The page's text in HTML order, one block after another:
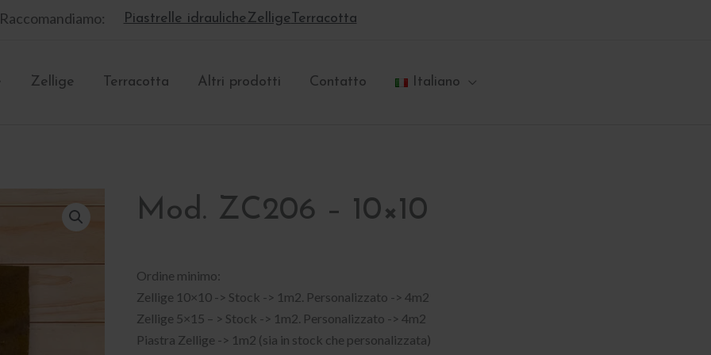
Raccomandiamo: Piastrelle idraulicheZellige Terracotta
Zellige Terracotta Altri prodotti Contatto Italiano
Mod. ZC206 – 10×10
Ordine minimo:
Zellige 10×10 -> Stock -> 1m2. Personalizzato -> 4m2
Zellige 5×15 – > Stock -> 1m2. Personalizzato -> 4m2
Piastra Zellige -> 1m2 (sia in stock che personalizzata)